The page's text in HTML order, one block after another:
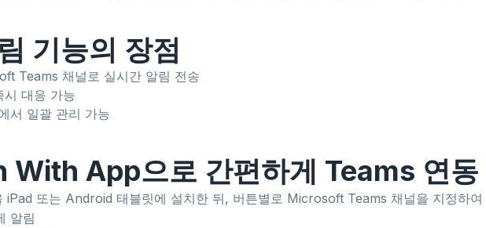
기능의 장점
Teams 채널로 실시간 알림 전송
시 대응 가능
서 일괄 관리 가능
With App으로 간편하게 Teams 연동
또는 Android 태블릿에 설치한 뒤, 버튼별로 Microsoft Teams 채널을 지정하여
알림